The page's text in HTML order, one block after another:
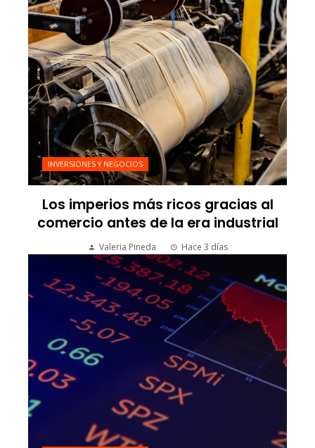
INVERSIONES Y NEGOCIOS
Los imperios más ricos gracias al
comercio antes de la era industrial
Valeria Pineda Hace 3 días